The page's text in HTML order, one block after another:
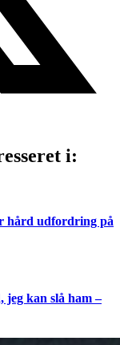
i:
hård udfordring på
jeg kan slå ham –